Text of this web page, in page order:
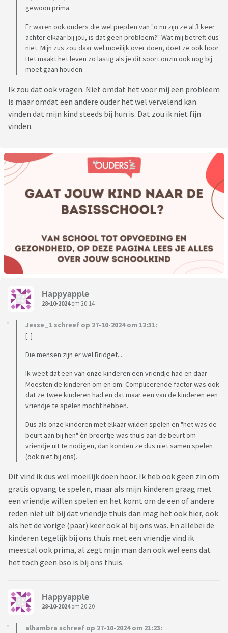
gewoon prima.
Er waren ook ouders die wel piepten van "o nu zijn ze al 3 keer
achter elkaar bij jou, is dat geen probleem?" Wat mij betreft dus
niet. Mijn zus zou daar wel moeilijk over doen, doet ze ook hoor.
Het maakt het leven zo lastig als je dit soort onzin ook nog bij
moet gaan houden.
Ik zou dat ook vragen. Niet omdat het voor mij een probleem
is maar omdat een andere ouder het wel vervelend kan
vinden dat mijn kind steeds bij hun is. Dat zou ik niet fijn
vinden.
Happyapple
28-10-2024om 20:14
Jesse_1 schreef op 27-10-2024 om 12:31:
[..]
Die mensen zijn er wel Bridget...
Ik weet dat een van onze kinderen een vriendje had en daar
Moesten de kinderen om en om. Complicerende factor was ook
dat ze twee kinderen had en dat maar een van de kinderen een
vriendje te spelen mocht hebben.
Dus als onze kinderen met elkaar wilden spelen en "het was de
beurt aan bij hen" èn broertje was thuis aan de beurt om
vriendje uit te nodigen, dan konden ze dus niet samen spelen
(ook niet bij ons).
Dit vind ik dus wel moeilijk doen hoor. Ik heb ook geen zin om
gratis opvang te spelen, maar als mijn kinderen graag met
een vriendje willen spelen en het komt om de een of andere
reden niet uit bij dat vriendje thuis dan mag het ook hier, ook
als het de vorige (paar) keer ook al bij ons was. En allebei de
kinderen tegelijk bij ons thuis met een vriendje vind ik
meestal ook prima, al zegt mijn man dan ook wel eens dat
het toch geen bso is bij ons thuis.
Happyapple
28-10-2024om 20:20
alhambra schreef op 27-10-2024 om 21:23: